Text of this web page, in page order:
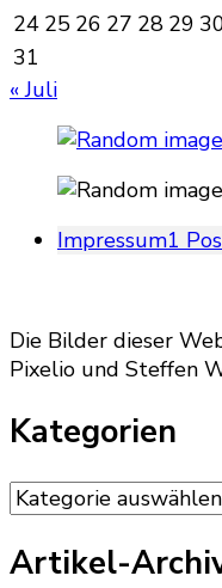
24 25 26 27 28 29
31
« Juli
Impressum1
Die Bilder dieser
Pixelio und Steffen
Kategorien
Kategorien
Artikel-